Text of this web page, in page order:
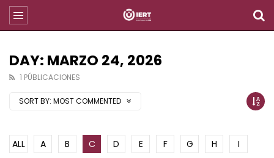
DAY: MARZO 24, 2026
1 PÚBLICACIONES
SORT BY: MOST COMMENTED
ALL A B C D E F G H
I